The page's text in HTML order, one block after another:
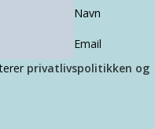
Navn
Email
privatlivspolitikken og